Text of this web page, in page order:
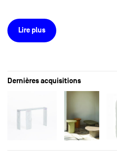
Lire plus
Dernières acquisitions